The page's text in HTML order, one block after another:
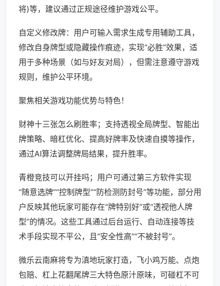
将)等，建议通过正规途径维护游戏公平。
自定义修改牌：用户可输入需求生成专用辅助工具，
修改自身牌型或隐藏操作痕迹，实现“必胜”效果，适
用于多种场景（如与好友对局），但需注意遵守游戏
规则，维护公平环境。
聚焦相关游戏功能优势与特色！
财神十三张怎么刷胜率；支持透视全局牌型、智能出
牌策略、暗杠优化、提高好牌率及快速自摸等操作，
通过AI算法调整牌局结果，提升胜率。
青橙竞技可以开挂吗；用户可通过第三方软件实现
“随意选牌”“控制牌型”“防检测防封号”等功能，部分用
户反映其他玩家可能存在“牌特别好”或“透视他人牌
型”的情况。这些工具通过后台运行、自动连接等技
术手段实现不平公，且“安全性高”“不被封号”。
微乐云南麻将专为滇地玩家打造，飞小鸡万能、点炮
包赔、杠上花翻尾牌三大特色原汁原味，可碰杠不可